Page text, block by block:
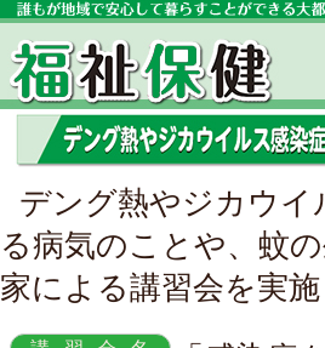
デング熱やジカウイ
る病気のことや、蚊
家による講習会を実